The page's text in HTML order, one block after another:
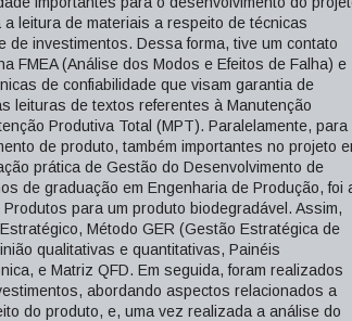
leitura de materiais a respeito de técnicas
investimentos. Dessa forma, tive um contato
FMEA (Análise dos Modos e Efeitos de Falha) e
de confiabilidade que visam garantia de
leituras de textos referentes à Manutenção
Produtiva Total (MPT). Paralelamente, para
de produto, também importantes no projeto
prática de Gestão do Desenvolvimento de
de graduação em Engenharia de Produção, foi
para um produto biodegradável. Assim,
Método GER (Gestão Estratégica de
qualitativas e quantitativas, Painéis
e Matriz QFD. Em seguida, foram realizados
abordando aspectos relacionados a
do produto, e, uma vez realizada a análise do